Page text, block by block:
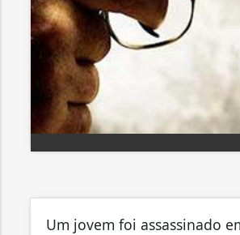
Um jovem foi assassinado